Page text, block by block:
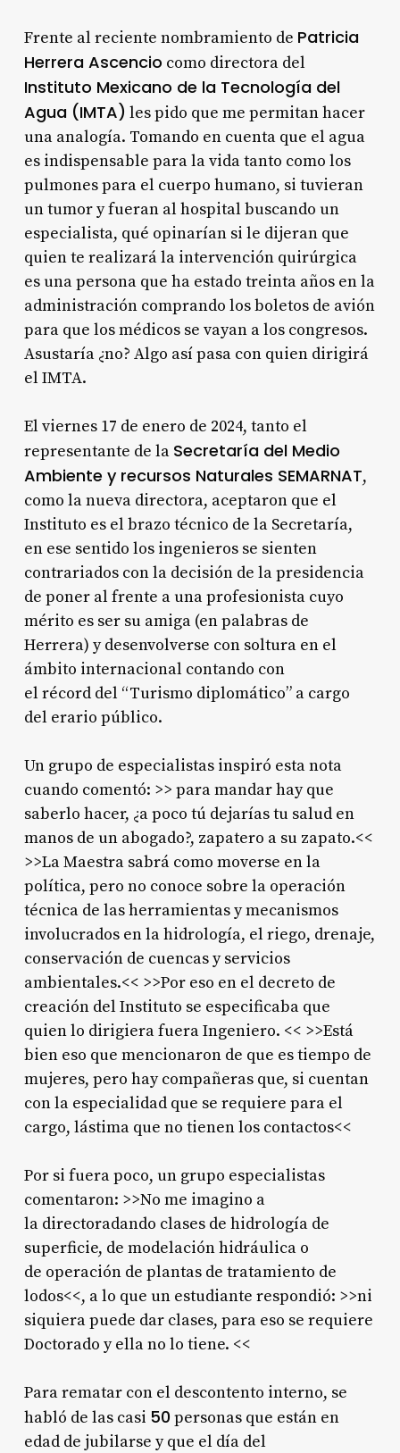
Frente al reciente nombramiento de Patricia
Herrera Ascencio como directora del
Instituto Mexicano de la Tecnología del
Agua (IMTA) les pido que me permitan hacer
una analogía. Tomando en cuenta que el agua
es indispensable para la vida tanto como los
pulmones para el cuerpo humano, si tuvieran
un tumor y fueran al hospital buscando un
especialista, qué opinarían si le dijeran que
quien te realizará la intervención quirúrgica
es una persona que ha estado treinta años en la
administración comprando los boletos de avión
para que los médicos se vayan a los congresos.
Asustaría ¿no? Algo así pasa con quien dirigirá
el IMTA.
El viernes 17 de enero de 2024, tanto el
representante de la Secretaría del Medio
Ambiente y recursos Naturales SEMARNAT,
como la nueva directora, aceptaron que el
Instituto es el brazo técnico de la Secretaría,
en ese sentido los ingenieros se sienten
contrariados con la decisión de la presidencia
de poner al frente a una profesionista cuyo
mérito es ser su amiga (en palabras de
Herrera) y desenvolverse con soltura en el
ámbito internacional contando con
el récord del “Turismo diplomático” a cargo
del erario público.
Un grupo de especialistas inspiró esta nota
cuando comentó: >> para mandar hay que
saberlo hacer, ¿a poco tú dejarías tu salud en
manos de un abogado?, zapatero a su zapato.<<
>>La Maestra sabrá como moverse en la
política, pero no conoce sobre la operación
técnica de las herramientas y mecanismos
involucrados en la hidrología, el riego, drenaje,
conservación de cuencas y servicios
ambientales.<< >>Por eso en el decreto de
creación del Instituto se especificaba que
quien lo dirigiera fuera Ingeniero. << >>Está
bien eso que mencionaron de que es tiempo de
mujeres, pero hay compañeras que, si cuentan
con la especialidad que se requiere para el
cargo, lástima que no tienen los contactos<<
Por si fuera poco, un grupo especialistas
comentaron: >>No me imagino a
la directoradando clases de hidrología de
superficie, de modelación hidráulica o
de operación de plantas de tratamiento de
lodos<<, a lo que un estudiante respondió: >>ni
siquiera puede dar clases, para eso se requiere
Doctorado y ella no lo tiene. <<
Para rematar con el descontento interno, se
habló de las casi 50 personas que están en
edad de jubilarse y que el día del